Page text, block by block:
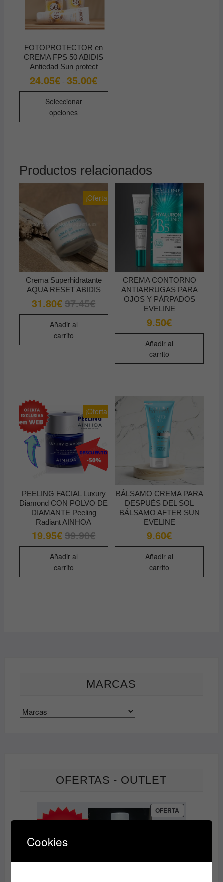
FOTOPROTECTOR en
CREMA FPS 50 ABIDIS
Antiedad Sun protect
24.05€ - 35.00€Rango
de
precios:
35.00€
Seleccionar
opciones
Este
opciones
se
pueden
elegir
producto
Productos relacionados
¡Oferta!
Crema Superhidratante
AQUA RESET ABIDIS
37.45€El
original
37.45€.
31.80€ El
actual
31.80€.
Añadir al
carrito
CREMA CONTORNO
ANTIARRUGAS PARA
OJOS Y PÁRPADOS
EVELINE
9.50€
Añadir al
carrito
¡Oferta!
PEELING FACIAL Luxury
Diamond CON POLVO DE
DIAMANTE Peeling
Radiant AINHOA
39.90€El
original
19.95€ El
actual
Añadir al
carrito
BÁLSAMO CREMA PARA
DESPUÉS DEL SOL
BÁLSAMO AFTER SUN
EVELINE
9.60€
Añadir al
carrito
MARCAS
OFERTAS - OUTLET
OFERTAPRODUCTO
EN
Cookies